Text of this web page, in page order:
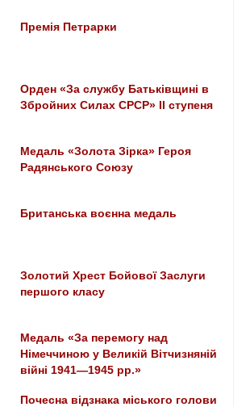
Премія Петрарки
Орден «За службу Батьківщині в
Збройних Силах СРСР» II ступеня
Медаль «Золота Зірка» Героя
Радянського Союзу
Британська воєнна медаль
Золотий Хрест Бойової Заслуги
першого класу
Медаль «За перемогу над
Німеччиною у Великій Вітчизняній
війні 1941—1945 рр.»
Почесна відзнака міського голови